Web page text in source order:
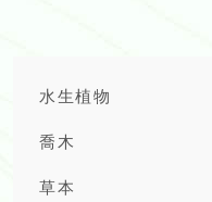
水生植物
喬木
草本